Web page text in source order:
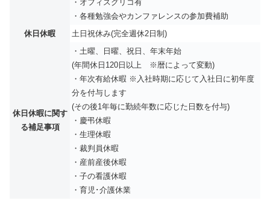
・オフィスグリコ有
・各種勉強会やカンファレンスの参加費補助
休日休暇
土日祝休み(完全週休2日制)
休日休暇に関す
る補足事項
・土曜、日曜、祝日、年末年始
(年間休日120日以上 ※暦によって変動)
・年次有給休暇 ※入社時期に応じて入社日に初年度
分を付与します
(その後1年毎に勤続年数に応じた日数を付与)
・慶弔休暇
・生理休暇
・裁判員休暇
・産前産後休暇
・子の看護休暇
・育児･介護休業